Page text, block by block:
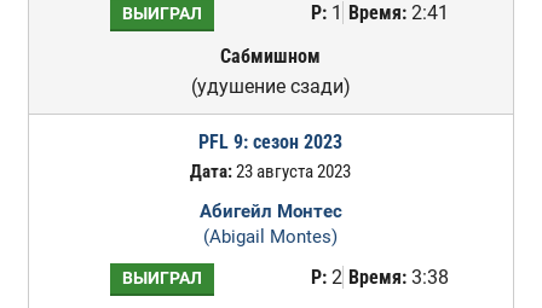
ВЫИГРАЛ Р:1 Время:2:41
Сабмишном
(удушение сзади)
PFL 9: сезон 2023
Дата:23 августа 2023
Абигейл Монтес
(Abigail Montes)
ВЫИГРАЛ Р:2 Время:3:38